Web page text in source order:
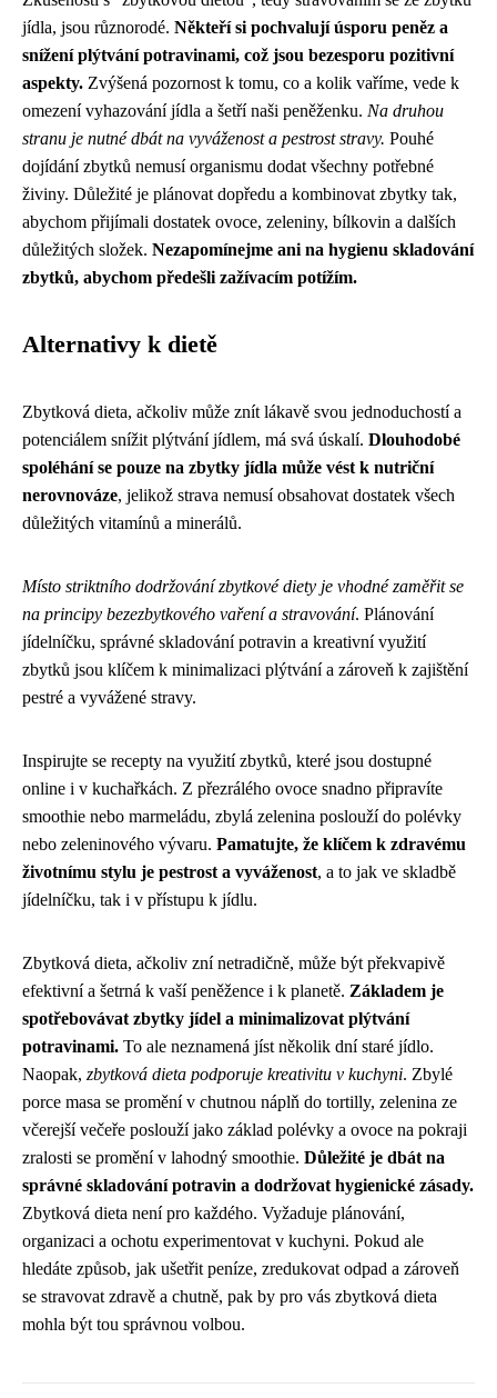
jídla, jsou různorodé. Někteří si pochvalují úsporu peněz a
snížení plýtvání potravinami, což jsou bezesporu pozitivní
aspekty. Zvýšená pozornost k tomu, co a kolik vaříme, vede k
omezení vyhazování jídla a šetří naši peněženku. Na druhou
stranu je nutné dbát na vyváženost a pestrost stravy. Pouhé
dojídání zbytků nemusí organismu dodat všechny potřebné
živiny. Důležité je plánovat dopředu a kombinovat zbytky tak,
abychom přijímali dostatek ovoce, zeleniny, bílkovin a dalších
důležitých složek. Nezapomínejme ani na hygienu skladování
zbytků, abychom předešli zažívacím potížím.
Alternativy k dietě
Zbytková dieta, ačkoliv může znít lákavě svou jednoduchostí a
potenciálem snížit plýtvání jídlem, má svá úskalí. Dlouhodobé
spoléhání se pouze na zbytky jídla může vést k nutriční
nerovnováze, jelikož strava nemusí obsahovat dostatek všech
důležitých vitamínů a minerálů.
Místo striktního dodržování zbytkové diety je vhodné zaměřit se
na principy bezezbytkového vaření a stravování. Plánování
jídelníčku, správné skladování potravin a kreativní využití
zbytků jsou klíčem k minimalizaci plýtvání a zároveň k zajištění
pestré a vyvážené stravy.
Inspirujte se recepty na využití zbytků, které jsou dostupné
online i v kuchařkách. Z přezrálého ovoce snadno připravíte
smoothie nebo marmeládu, zbylá zelenina poslouží do polévky
nebo zeleninového vývaru. Pamatujte, že klíčem k zdravému
životnímu stylu je pestrost a vyváženost, a to jak ve skladbě
jídelníčku, tak i v přístupu k jídlu.
Zbytková dieta, ačkoliv zní netradičně, může být překvapivě
efektivní a šetrná k vaší peněžence i k planetě. Základem je
spotřebovávat zbytky jídel a minimalizovat plýtvání
potravinami. To ale neznamená jíst několik dní staré jídlo.
Naopak, zbytková dieta podporuje kreativitu v kuchyni. Zbylé
porce masa se promění v chutnou náplň do tortilly, zelenina ze
včerejší večeře poslouží jako základ polévky a ovoce na pokraji
zralosti se promění v lahodný smoothie. Důležité je dbát na
správné skladování potravin a dodržovat hygienické zásady.
Zbytková dieta není pro každého. Vyžaduje plánování,
organizaci a ochotu experimentovat v kuchyni. Pokud ale
hledáte způsob, jak ušetřit peníze, zredukovat odpad a zároveň
se stravovat zdravě a chutně, pak by pro vás zbytková dieta
mohla být tou správnou volbou.